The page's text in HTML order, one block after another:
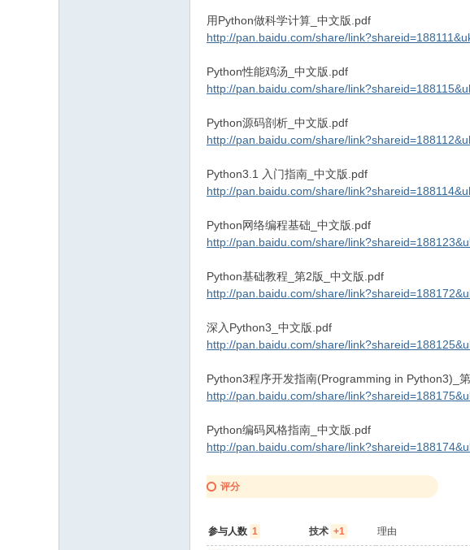
用Python做科学计算_中文版.pdf
http://pan.baidu.com/share/
Python性能鸡汤_中文版.pdf
http://pan.baidu.com/share/
Python源码剖析_中文版.pdf
http://pan.baidu.com/share/
Python3.1 入门指南_中文版.pdf
http://pan.baidu.com/share/
Python网络编程基础_中文版.pdf
http://pan.baidu.com/share/
Python基础教程_第2版_中文版.pdf
http://pan.baidu.com/share/
深入Python3_中文版.pdf
http://pan.baidu.com/share/
Python3程序开发指南(Programming in Python3)_
http://pan.baidu.com/share/
Python编码风格指南_中文版.pdf
http://pan.baidu.com/share/
评分
参与人数 1 技术 +1 理由